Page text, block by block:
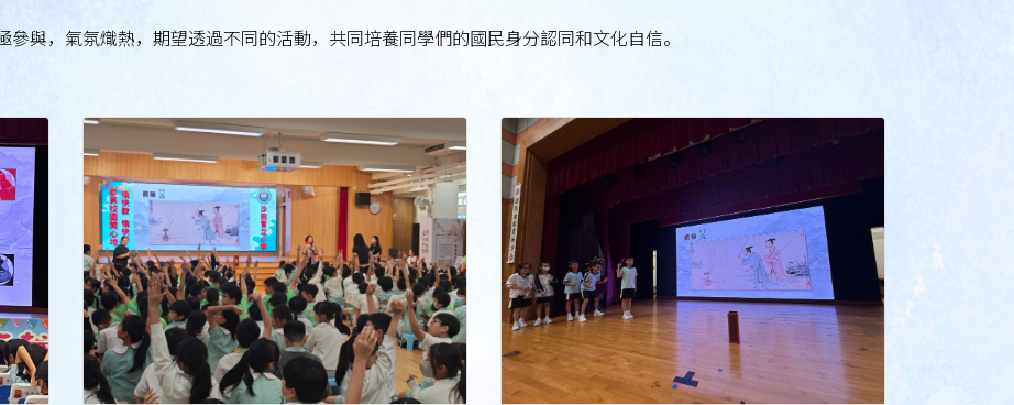
與，氣氛熾熱，期望透過不同的活動，共同培養同學們的國民身分認同和文化自信。